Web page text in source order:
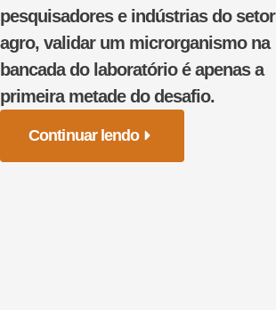
pesquisadores e indústrias do setor
agro, validar um microrganismo na
bancada do laboratório é apenas a
primeira metade do desafio.
Continuar lendo